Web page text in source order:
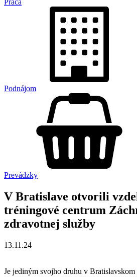
Práca
Podnájom
Prevádzky
V Bratislave otvorili
tréningové centrum
zdravotnej služby
13.11.24
Je jediným svojho druhu v